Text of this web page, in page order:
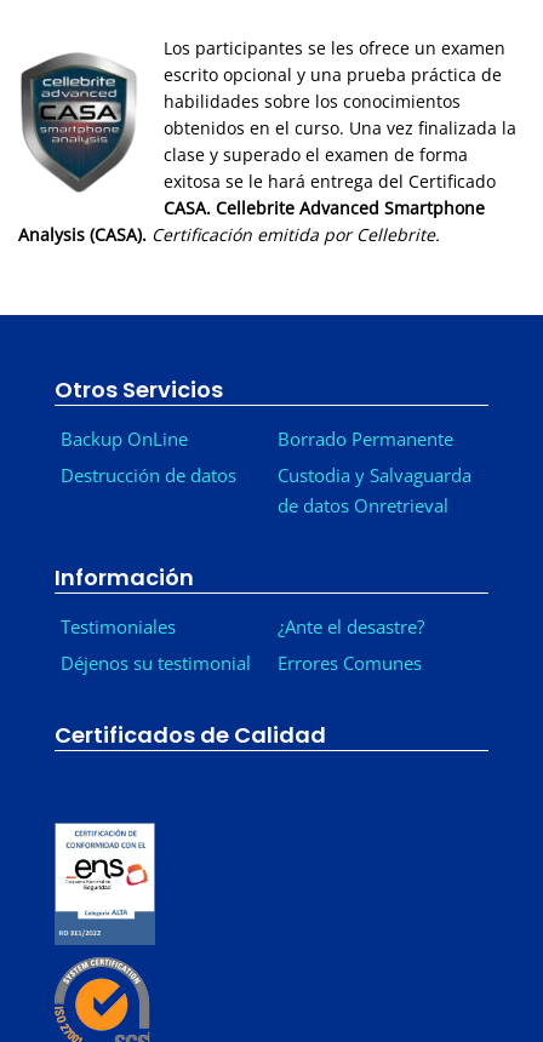
Los participantes se les ofrece un examen
escrito opcional y una prueba práctica de
habilidades sobre los conocimientos
obtenidos en el curso. Una vez finalizada la
clase y superado el examen de forma
exitosa se le hará entrega del Certificado
CASA. Cellebrite Advanced Smartphone
Analysis (CASA). Certificación emitida por Cellebrite.
Otros Servicios
Backup OnLine
Destrucción de datos
Borrado Permanente
Custodia y Salvaguarda
de datos Onretrieval
Información
Testimoniales
Déjenos su testimonial
¿Ante el desastre?
Errores Comunes
Certificados de Calidad